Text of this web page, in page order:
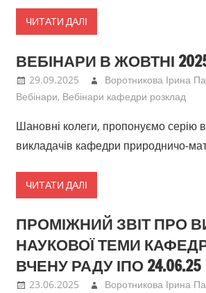
ЧИТАТИ ДАЛІ
ВЕБІНАРИ В ЖОВТНІ
29.09.2025
Воротникова Ірина
Вебінари, Вебінари кафедри розклад
Шановні колеги, пропонуємо серію
викладачів кафедри природничо-
ЧИТАТИ ДАЛІ
ПРОМІЖНИЙ ЗВІТ ПРО
НАУКОВОЇ ТЕМИ
ВЧЕНУ РАДУ ІПО 24.06.25
23.06.2025
Воротникова Ірина